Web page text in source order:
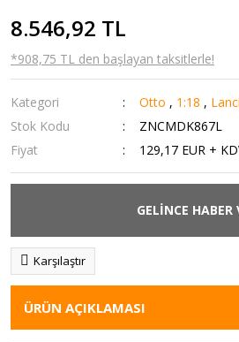
8.546,92 TL
*908,75 TL den başlayan taksitlerle!
Kategori Otto , 1:18 ,
Stok Kodu
ZNCMDK867L
Fiyat
129,17 EUR +
GELİNCE HABER
Karşılaştır
ÜRÜN AÇIKLAMASI